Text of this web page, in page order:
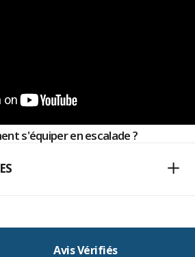
s'équiper en escalade ?
Avis Vérifiés